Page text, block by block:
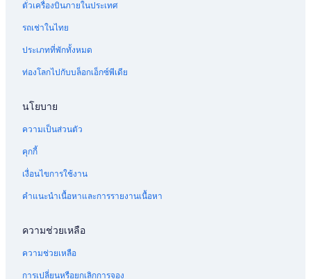
ตั๋วเครื่องบินภายในประเทศ
รถเช่าในไทย
ประเภทที่พักทั้งหมด
ท่องโลกไปกับบล็อกเอ็กซ์พีเดีย
นโยบาย
ความเป็นส่วนตัว
คุกกี้
เงื่อนไขการใช้งาน
คำแนะนำเนื้อหาและการรายงานเนื้อหา
ความช่วยเหลือ
ความช่วยเหลือ
การเปลี่ยนหรือยกเลิกการจอง